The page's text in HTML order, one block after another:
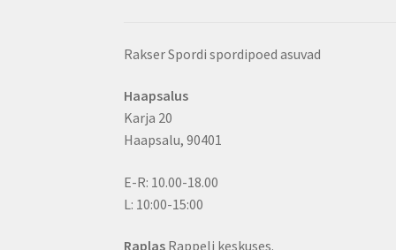
Rakser Spordi spordipoed asuvad
Haapsalus
Karja 20
Haapsalu, 90401
E-R: 10.00-18.00
L: 10:00-15:00
Raplas Rappeli keskuses.